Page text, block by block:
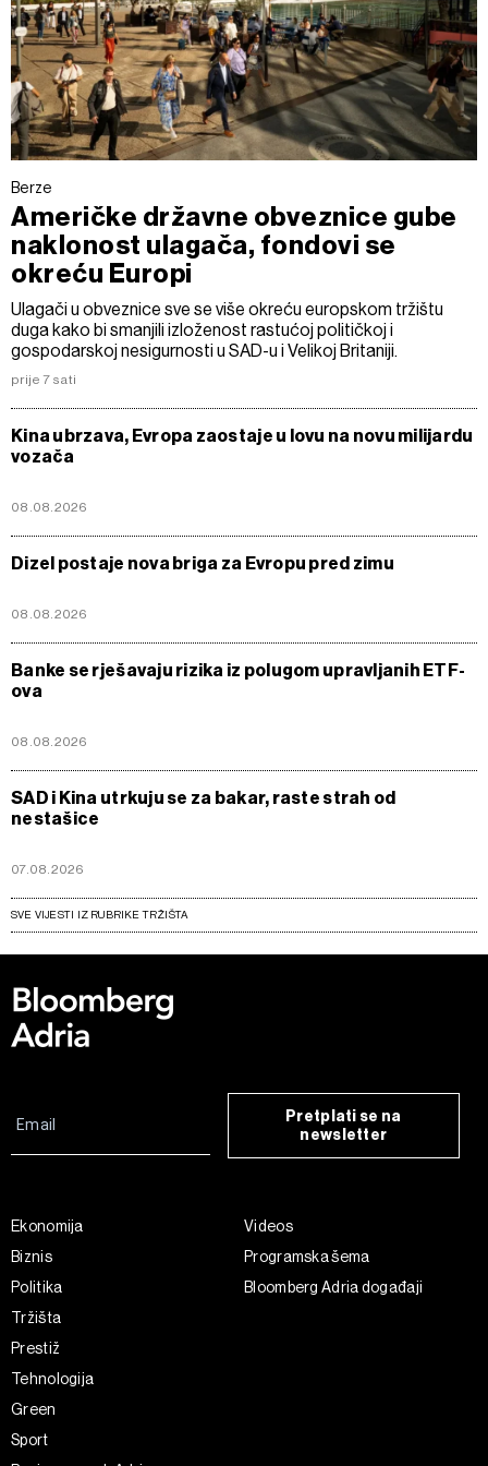
Berze
Američke državne obveznice gube
naklonost ulagača, fondovi se
okreću Europi
Ulagači u obveznice sve se više okreću europskom tržištu
duga kako bi smanjili izloženost rastućoj političkoj i
gospodarskoj nesigurnosti u SAD-u i Velikoj Britaniji.
prije 7 sati
Kina ubrzava, Evropa zaostaje u lovu na novu milijardu
vozača
08.08.2026
Dizel postaje nova briga za Evropu pred zimu
08.08.2026
Banke se rješavaju rizika iz polugom upravljanih ETF-
ova
08.08.2026
SAD i Kina utrkuju se za bakar, raste strah od
nestašice
07.08.2026
SVE VIJESTI IZ RUBRIKE TRŽIŠTA
Pretplati se na
newsletter
Ekonomija
Biznis
Politika
Tržišta
Prestiž
Tehnologija
Green
Sport
Videos
Programska šema
Bloomberg Adria događaji